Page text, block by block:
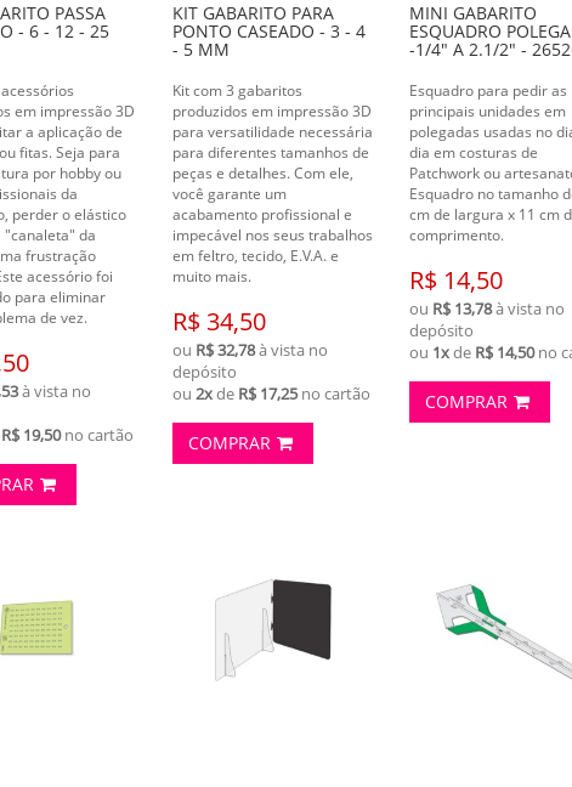
PASSA
- 6 - 12 - 25
em impressão 3D
a aplicação de
fitas. Seja para
por hobby ou
da
perder o elástico
da
frustração
acessório foi
para eliminar
de vez.
à vista no
R$ 19,50no cartão
KIT GABARITO PARA
PONTO CASEADO - 3 - 4
- 5 MM
Kit com 3 gabaritos
produzidos em impressão 3D
para versatilidade necessária
para diferentes tamanhos de
peças e detalhes. Com ele,
você garante um
acabamento profissional e
impecável nos seus trabalhos
em feltro, tecido, E.V.A. e
muito mais.
R$ 34,50
ou R$ 32,78à vista no
depósito
ou 2xde R$ 17,25no cartão
COMPRAR
MINI GABARITO
ESQUADRO
-1/4" A 2.1/2" -
Esquadro para pedir as
principais unidades em
polegadas usadas no
dia em costuras de
Patchwork ou
Esquadro no tamanho
cm de largura x 11 cm
comprimento.
R$ 14,50
ou R$ 13,78à vista no
depósito
ou 1xde R$ 14,50no
COMPRAR